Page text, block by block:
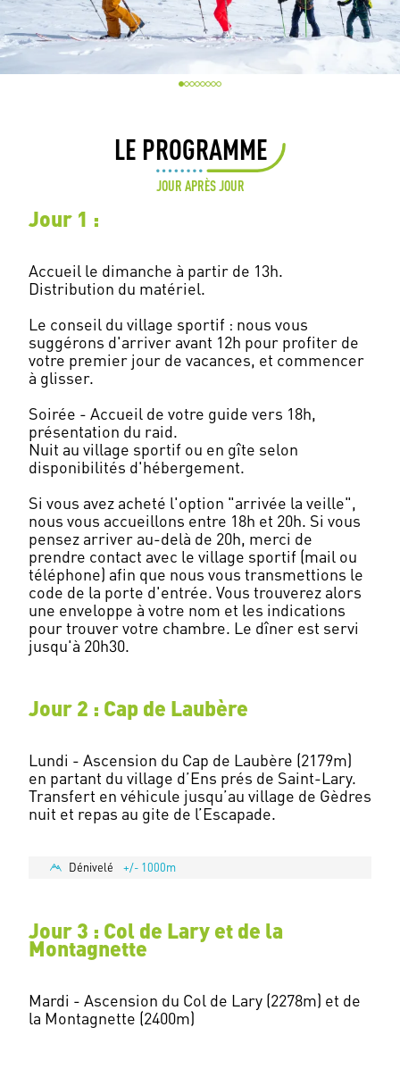
LE PROGRAMME
JOUR APRÈS JOUR
Jour 1 :
Accueil le dimanche à partir de 13h.
Distribution du matériel.
Le conseil du village sportif : nous vous
suggérons d'arriver avant 12h pour profiter de
votre premier jour de vacances, et commencer
à glisser.
Soirée - Accueil de votre guide vers 18h,
présentation du raid.
Nuit au village sportif ou en gîte selon
disponibilités d'hébergement.
Si vous avez acheté l'option "arrivée la veille",
nous vous accueillons entre 18h et 20h. Si vous
pensez arriver au-delà de 20h, merci de
prendre contact avec le village sportif (mail ou
téléphone) afin que nous vous transmettions le
code de la porte d'entrée. Vous trouverez alors
une enveloppe à votre nom et les indications
pour trouver votre chambre. Le dîner est servi
Jour 2 : Cap de Laubère
Lundi - Ascension du Cap de Laubère (2179m)
en partant du village d’Ens prés de Saint-Lary.
Transfert en véhicule jusqu’au village de Gèdres
nuit et repas au gite de l’Escapade.
Dénivelé +/- 1000m
Jour 3 : Col de Lary et de la
Montagnette
Mardi - Ascension du Col de Lary (2278m) et de
la Montagnette (2400m)